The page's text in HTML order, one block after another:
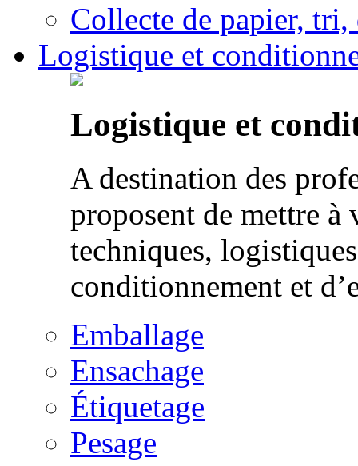
Collecte de papier,
Logistique et
Logistique et
A destination des
proposent de mettre
techniques,
conditionnement et
Emballage
Ensachage
Étiquetage
Pesage